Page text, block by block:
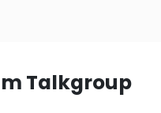
Talkgroup